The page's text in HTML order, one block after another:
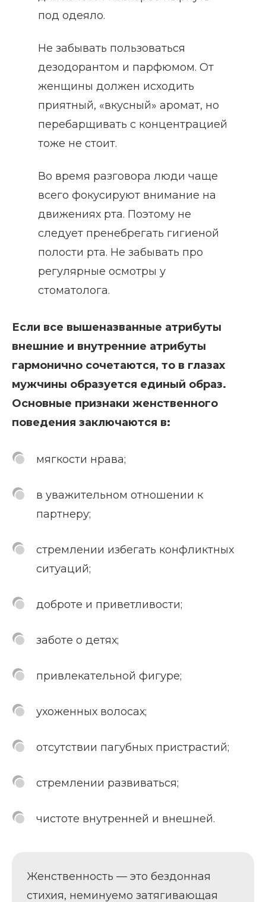
под одеяло.
Не забывать пользоваться
дезодорантом и парфюмом. От
женщины должен исходить
приятный, «вкусный» аромат, но
перебарщивать с концентрацией
тоже не стоит.
Во время разговора люди чаще
всего фокусируют внимание на
движениях рта. Поэтому не
следует пренебрегать гигиеной
полости рта. Не забывать про
регулярные осмотры у
стоматолога.
Если все вышеназванные атрибуты
внешние и внутренние атрибуты
гармонично сочетаются, то в глазах
мужчины образуется единый образ.
Основные признаки женственного
поведения заключаются в:
мягкости нрава;
в уважительном отношении к
партнеру;
стремлении избегать конфликтных
ситуаций;
доброте и приветливости;
заботе о детях;
привлекательной фигуре;
ухоженных волосах;
отсутствии пагубных пристрастий;
стремлении развиваться;
чистоте внутренней и внешней.
Женственность — это бездонная
стихия, неминуемо затягивающая